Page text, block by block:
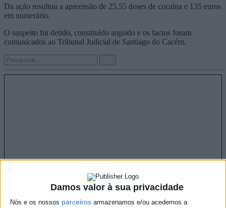
Damos valor à sua privacidade
Nós e os nossos parceiros armazenamos e/ou acedemos a
Da ação resultou a apreensão de 25,55 doses de cocaína e 135 euros
em numerário.
O suspeito foi detido, constituído arguido e os factos foram
comunicados ao Tribunal Judicial de Santiago do Cacém.